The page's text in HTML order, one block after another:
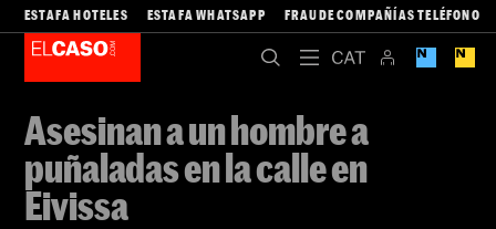
ESTAFA HOTELES ESTAFA WHATSAPP FRAUDE COMPAÑÍAS TELÉFONO
Asesinan a un hombre a
puñaladas en la calle en
Eivissa